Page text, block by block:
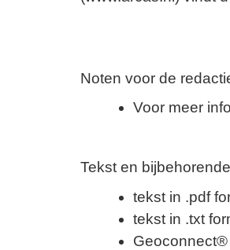
Noten voor de
Voor meer
Tekst en
tekst in .pdf
tekst in .txt